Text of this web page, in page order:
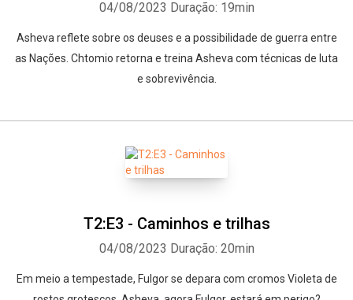
04/08/2023 Duração: 19min
Asheva reflete sobre os deuses e a possibilidade de guerra entre
as Nações. Chtomio retorna e treina Asheva com técnicas de luta
e sobrevivência.
T2:E3 - Caminhos e trilhas
04/08/2023 Duração: 20min
Em meio a tempestade, Fulgor se depara com cromos Violeta de